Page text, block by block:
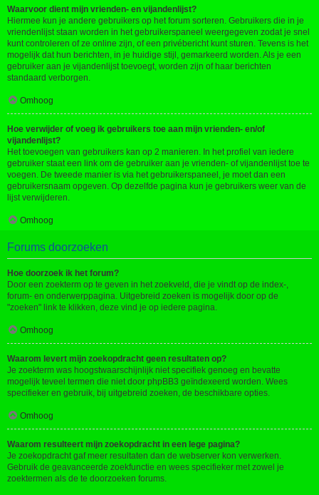
Waarvoor dient mijn vrienden- en vijandenlijst?
Hiermee kun je andere gebruikers op het forum sorteren. Gebruikers die in je
vriendenlijst staan worden in het gebruikerspaneel weergegeven zodat je snel
kunt controleren of ze online zijn, of een privébericht kunt sturen. Tevens is het
mogelijk dat hun berichten, in je huidige stijl, gemarkeerd worden. Als je een
gebruiker aan je vijandenlijst toevoegt, worden zijn of haar berichten
standaard verborgen.
Omhoog
Hoe verwijder of voeg ik gebruikers toe aan mijn vrienden- en/of
vijandenlijst?
Het toevoegen van gebruikers kan op 2 manieren. In het profiel van iedere
gebruiker staat een link om de gebruiker aan je vrienden- of vijandenlijst toe te
voegen. De tweede manier is via het gebruikerspaneel, je moet dan een
gebruikersnaam opgeven. Op dezelfde pagina kun je gebruikers weer van de
lijst verwijderen.
Omhoog
Forums doorzoeken
Hoe doorzoek ik het forum?
Door een zoekterm op te geven in het zoekveld, die je vindt op de index-,
forum- en onderwerppagina. Uitgebreid zoeken is mogelijk door op de
"zoeken" link te klikken, deze vind je op iedere pagina.
Omhoog
Waarom levert mijn zoekopdracht geen resultaten op?
Je zoekterm was hoogstwaarschijnlijk niet specifiek genoeg en bevatte
mogelijk teveel termen die niet door phpBB3 geïndexeerd worden. Wees
specifieker en gebruik, bij uitgebreid zoeken, de beschikbare opties.
Omhoog
Waarom resulteert mijn zoekopdracht in een lege pagina?
Je zoekopdracht gaf meer resultaten dan de webserver kon verwerken.
Gebruik de geavanceerde zoekfunctie en wees specifieker met zowel je
zoektermen als de te doorzoeken forums.